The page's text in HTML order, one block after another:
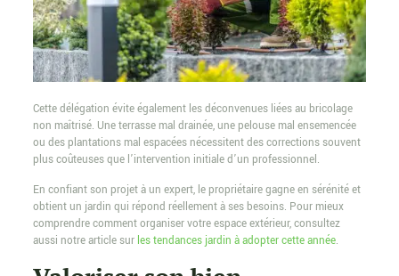
Cette délégation évite également les déconvenues liées au bricolage
non maîtrisé. Une terrasse mal drainée, une pelouse mal ensemencée
ou des plantations mal espacées nécessitent des corrections souvent
plus coûteuses que l’intervention initiale d’un professionnel.
En confiant son projet à un expert, le propriétaire gagne en sérénité et
obtient un jardin qui répond réellement à ses besoins. Pour mieux
comprendre comment organiser votre espace extérieur, consultez
aussi notre article sur les tendances jardin à adopter cette année.